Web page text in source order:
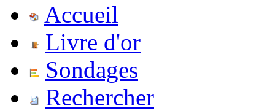
Accueil
Livre d'or
Sondages
Rechercher